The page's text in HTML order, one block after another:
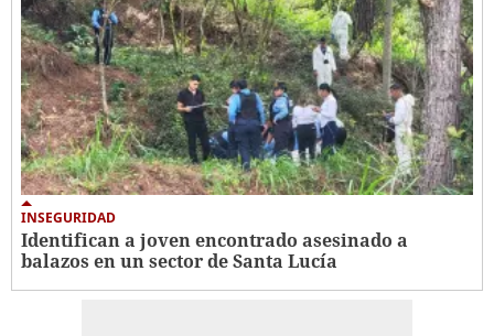
INSEGURIDAD
Identifican a joven encontrado asesinado a
balazos en un sector de Santa Lucía